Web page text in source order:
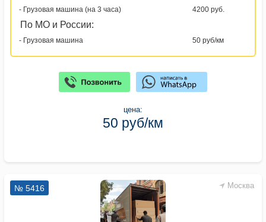
- Грузовая машина (на 3 часа) 4200 руб.
По МО и России:
- Грузовая машина 50 руб/км
цена:
50 руб/км
Москва
№ 5416